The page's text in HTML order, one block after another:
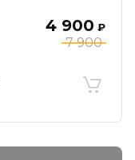
7 900
4 900 ₽